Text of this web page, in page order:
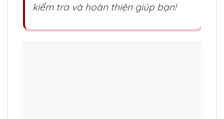
kiểm tra và hoàn thiện giúp bạn!